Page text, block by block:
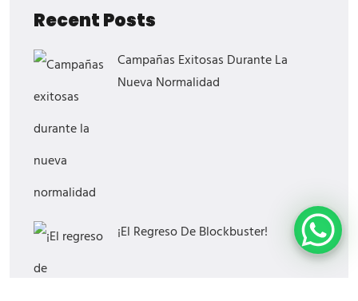
Recent Posts
Campañas Exitosas Durante La
Nueva Normalidad
¡El Regreso De Blockbuster!